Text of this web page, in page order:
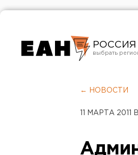
РОССИЯ
← НОВОСТИ
11 МАРТА 2011